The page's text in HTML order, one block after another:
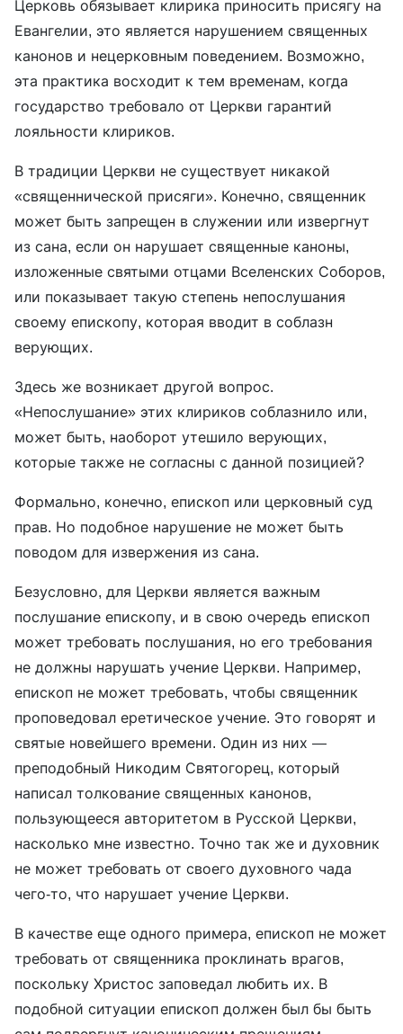
Церковь обязывает клирика приносить присягу на
Евангелии, это является нарушением священных
канонов и нецерковным поведением. Возможно,
эта практика восходит к тем временам, когда
государство требовало от Церкви гарантий
лояльности клириков.
В традиции Церкви не существует никакой
«священнической присяги». Конечно, священник
может быть запрещен в служении или извергнут
из сана, если он нарушает священные каноны,
изложенные святыми отцами Вселенских Соборов,
или показывает такую степень непослушания
своему епископу, которая вводит в соблазн
верующих.
Здесь же возникает другой вопрос.
«Непослушание» этих клириков соблазнило или,
может быть, наоборот утешило верующих,
которые также не согласны с данной позицией?
Формально, конечно, епископ или церковный суд
прав. Но подобное нарушение не может быть
поводом для извержения из сана.
Безусловно, для Церкви является важным
послушание епископу, и в свою очередь епископ
может требовать послушания, но его требования
не должны нарушать учение Церкви. Например,
епископ не может требовать, чтобы священник
проповедовал еретическое учение. Это говорят и
святые новейшего времени. Один из них —
преподобный Никодим Святогорец, который
написал толкование священных канонов,
пользующееся авторитетом в Русской Церкви,
насколько мне известно. Точно так же и духовник
не может требовать от своего духовного чада
чего-то, что нарушает учение Церкви.
В качестве еще одного примера, епископ не может
требовать от священника проклинать врагов,
поскольку Христос заповедал любить их. В
подобной ситуации епископ должен был бы быть